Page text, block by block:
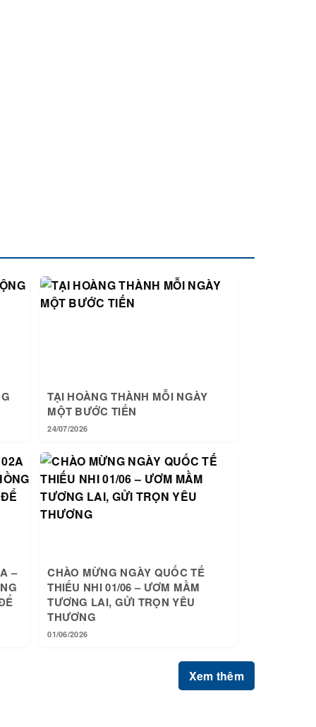
TẠI HOÀNG THÀNH MỖI NGÀY
MỘT BƯỚC TIẾN
24/07/2026
–
CHÀO MỪNG NGÀY QUỐC TẾ
THIẾU NHI 01/06 – ƯƠM MẦM
TƯƠNG LAI, GỬI TRỌN YÊU
THƯƠNG
01/06/2026
Xem thêm